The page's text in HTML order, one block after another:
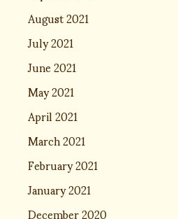
August 2021
July 2021
June 2021
May 2021
April 2021
March 2021
February 2021
January 2021